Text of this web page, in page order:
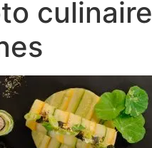
culinaire